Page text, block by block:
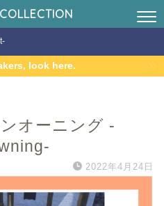
look here.
オーニング -
2022年4月24日